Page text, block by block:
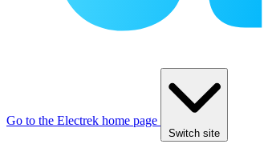
Go to the Electrek home page
Switch site